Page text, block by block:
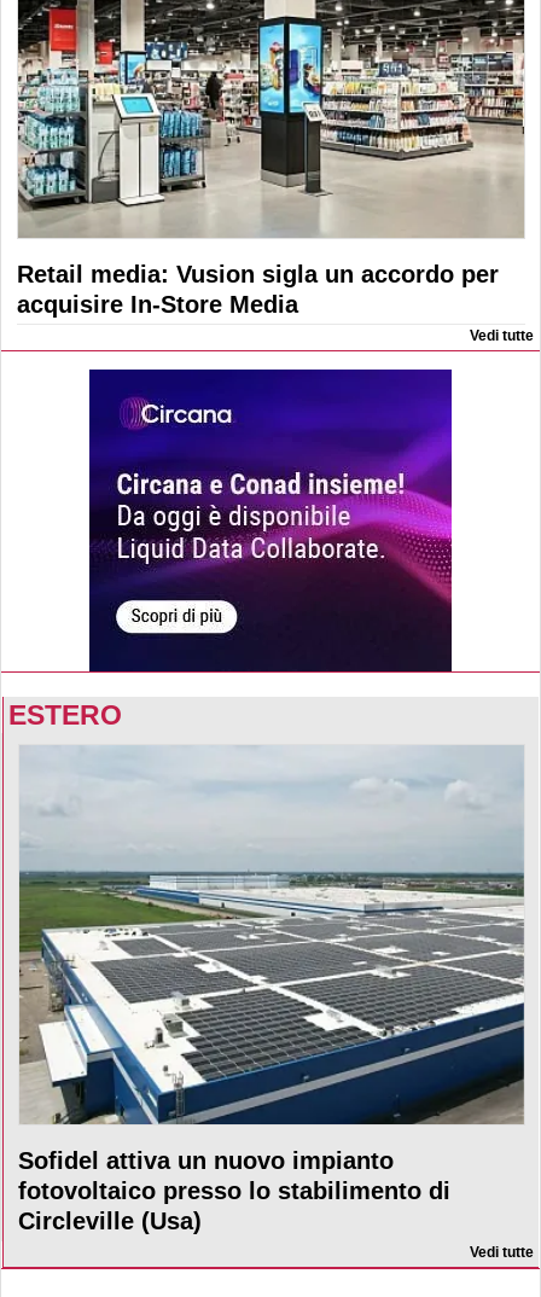
Retail media: Vusion sigla un accordo per
acquisire In-Store Media
Vedi tutte
ESTERO
Sofidel attiva un nuovo impianto
fotovoltaico presso lo stabilimento di
Circleville (Usa)
Vedi tutte